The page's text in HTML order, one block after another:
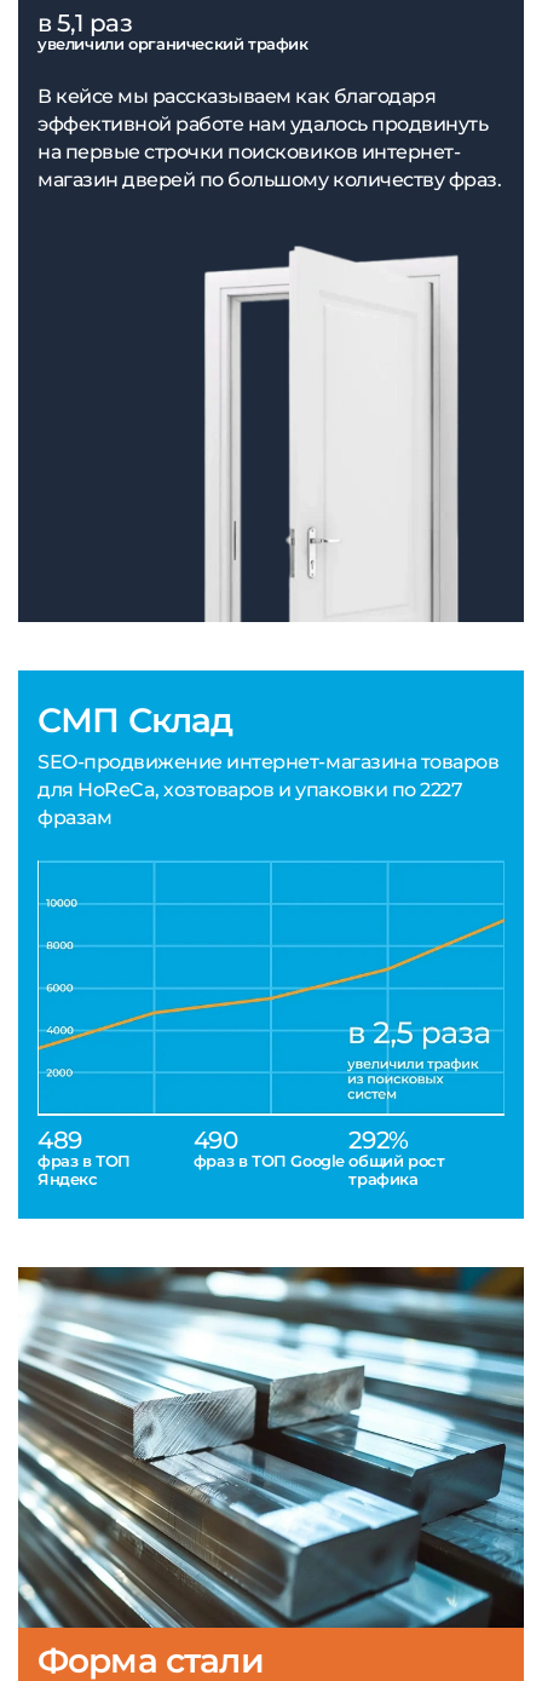
СМП Склад
SEO-продвижение интернет-магазина товаров
для HoReCa, хозтоваров и упаковки по 2227
фразам
489
фраз в ТОП
Яндекс
490
фраз в ТОП Google
292%
общий рост
трафика
в 5,1 раз
увеличили органический трафик
В кейсе мы рассказываем как благодаря
эффективной работе нам удалось продвинуть
на первые строчки поисковиков интернет-
магазин дверей по большому количеству фраз.
Форма стали